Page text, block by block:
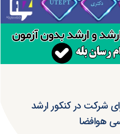
شرکت در کنکور ارشد
هوافضا